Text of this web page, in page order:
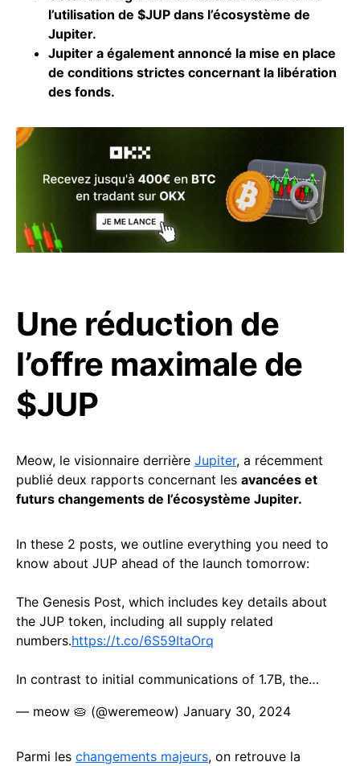
l’utilisation de $JUP dans l’écosystème de
Jupiter.
Jupiter a également annoncé la mise en place
de conditions strictes concernant la libération
des fonds.
Une réduction de
l’offre maximale de
$JUP
Meow, le visionnaire derrière Jupiter, a récemment
publié deux rapports concernant les avancées et
futurs changements de l’écosystème Jupiter.
In these 2 posts, we outline everything you need to
know about JUP ahead of the launch tomorrow:
The Genesis Post, which includes key details about
the JUP token, including all supply related
numbers.https://t.co/6S59ItaOrq
In contrast to initial communications of 1.7B, the…
— meow 🥧 (@weremeow) January 30, 2024
Parmi les changements majeurs, on retrouve la